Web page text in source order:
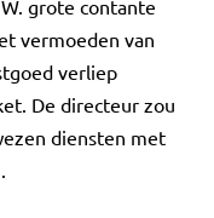
grote contante
vermoeden van
verliep
De directeur zou
diensten met